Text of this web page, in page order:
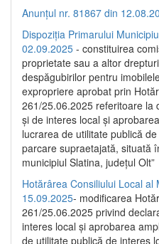
Anunțul nr. 81867 din
Dispoziția Primarului
02.09.2025 - constituirea
proprietate sau a altor
despăgubirilor pentru
expropriere aprobat prin
261/25.06.2025 referitoare la
și de interes local și
lucrarea de utilitate publică
parcare supraetajată, situată
municipiul Slatina, județul Olt”
Hotărârea Consiliului Local al
15.09.2025- modificarea
261/25.06.2025 privind
interes local și aprobarea
de utilitate publică de interes